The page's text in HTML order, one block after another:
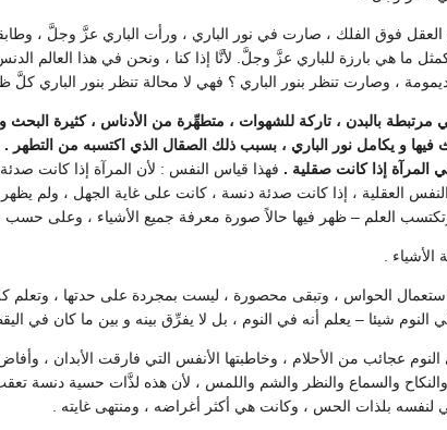
فوق الفلك ، صارت في نور الباري ، ورأت الباري عزَّ وجلَّ ،
ما هي بارزة للباري عزَّ وجلَّ. لأنَّا إذا كنا ، ونحن في هذا العالم
، وصارت تنظر بنور الباري ؟ فهي لا محالة تنظر بنور الباري
مرتبطة بالبدن ، تاركة للشهوات ، متطهِّرة من الأدناس ، كثيرة
و يكامل نور الباري ، بسبب ذلك الصقال الذي اكتسبه من التطهر .
المرآة إذا كانت صقلية . فهذا قياس النفس : لأن المرآة إذا كانت
العقلية ، إذا كانت صدئة دنسة ، كانت على غاية الجهل ، ولم
العلم – ظهر فيها حالاً صورة معرفة جميع الأشياء ، وعلى حسب
.
استعمال الحواس ، وتبقى محصورة ، ليست بمجردة على حدتها ،
شيئا – يعلم أنه في النوم ، بل لا يفرِّق بينه و بين ما كان في
عجائب من الأحلام ، وخاطبتها الأنفس التي فارقت الأبدان ، وأفاض
والسماع والنظر والشم واللمس ، لأن هذه لذَّات حسية دنسة تعقب
بلذات الحس ، وكانت هي أكثر أغراضه ، ومنتهى غايته .